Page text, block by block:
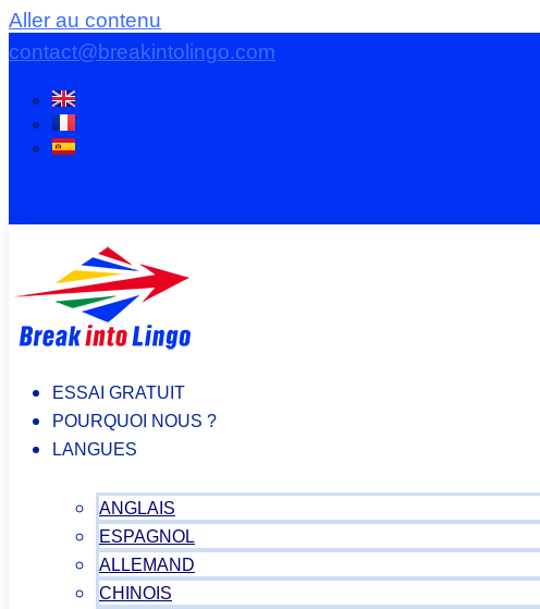
Aller au contenu
contact@breakintolingo.com
ESSAI GRATUIT
POURQUOI NOUS ?
LANGUES
ANGLAIS
ESPAGNOL
ALLEMAND
CHINOIS